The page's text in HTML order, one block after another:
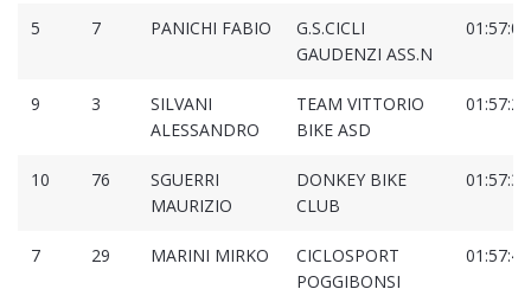
5 7 PANICHI FABIO
G.S.CICLI
GAUDENZI ASS.N
9 3
SILVANI
ALESSANDRO
TEAM VITTORIO
BIKE ASD
10 76
SGUERRI
MAURIZIO
DONKEY BIKE
CLUB
7 29 MARINI MIRKO
CICLOSPORT
POGGIBONSI